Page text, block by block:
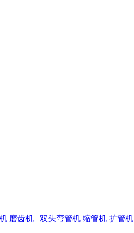
磨齿机 双头弯管机 缩管机 扩管机